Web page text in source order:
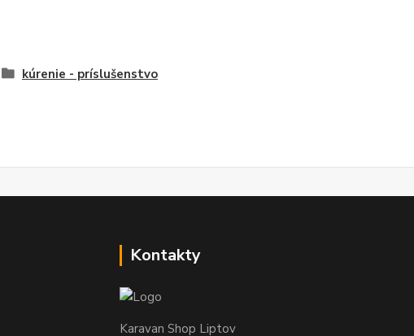
kúrenie - príslušenstvo
Kontakty
Karavan Shop Liptov